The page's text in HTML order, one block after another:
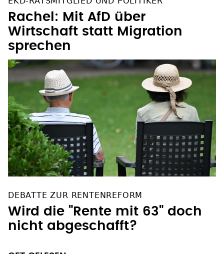
Rachel: Mit AfD über
Wirtschaft statt Migration
sprechen
Wird die "Rente mit 63" doch
nicht abgeschafft?